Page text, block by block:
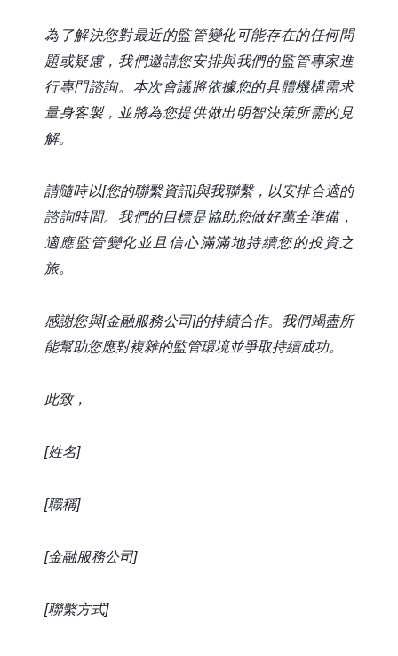
為了解決您對最近的監管變化可能存在的任何問
題或疑慮，我們邀請您安排與我們的監管專家進
行專門諮詢。本次會議將依據您的具體機構需求
量身客製，並將為您提供做出明智決策所需的見
解。
請隨時以[您的聯繫資訊]與我聯繫，以安排合適的
諮詢時間。我們的目標是協助您做好萬全準備，
適應監管變化並且信心滿滿地持續您的投資之
旅。
感謝您與[金融服務公司]的持續合作。我們竭盡所
能幫助您應對複雜的監管環境並爭取持續成功。
此致，
[姓名]
[職稱]
[金融服務公司]
[聯繫方式]